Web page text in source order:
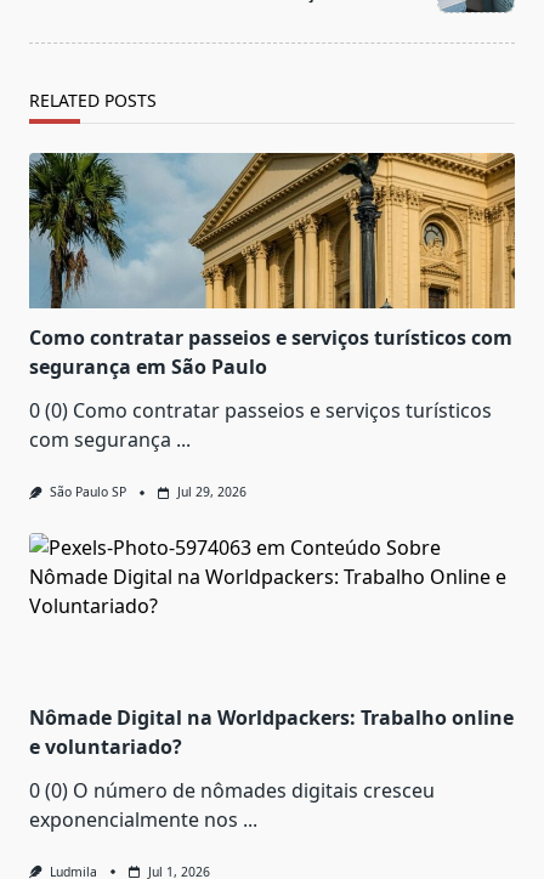
RELATED POSTS
Como contratar passeios e serviços turísticos com
segurança em São Paulo
0 (0) Como contratar passeios e serviços turísticos
com segurança ...
São Paulo SP Jul 29, 2026
Nômade Digital na Worldpackers: Trabalho online
e voluntariado?
0 (0) O número de nômades digitais cresceu
exponencialmente nos ...
Ludmila Jul 1, 2026